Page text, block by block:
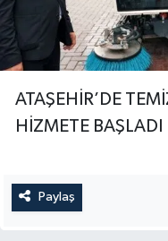
ATAŞEHİR’DE
HİZMETE BAŞLADI
Paylaş